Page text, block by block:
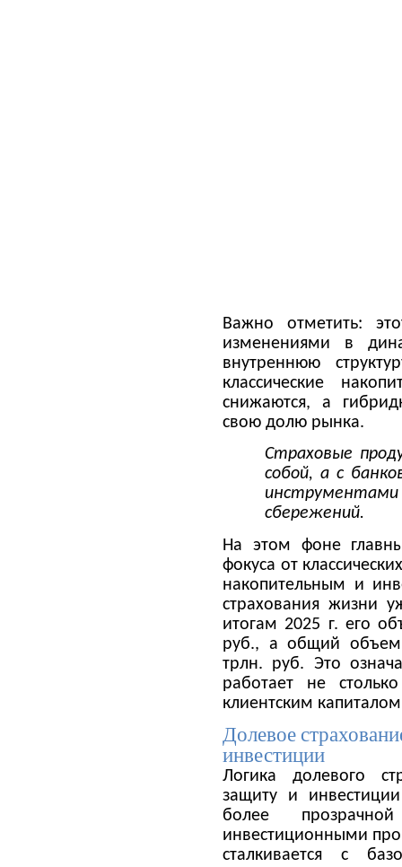
Важно отметить:
изменениями в
внутреннюю
классические
снижаются, а
свою долю рынка.
Страховые
собой, а с
сбережений.
На этом фоне
фокуса от
накопительным и
страхования жизни
итогам 2025 г. его
руб., а общий объем
трлн. руб. Это
работает не
клиентским
Долевое
инвестиции
Логика долевого
защиту и
более
инвестиционными
сталкивается с